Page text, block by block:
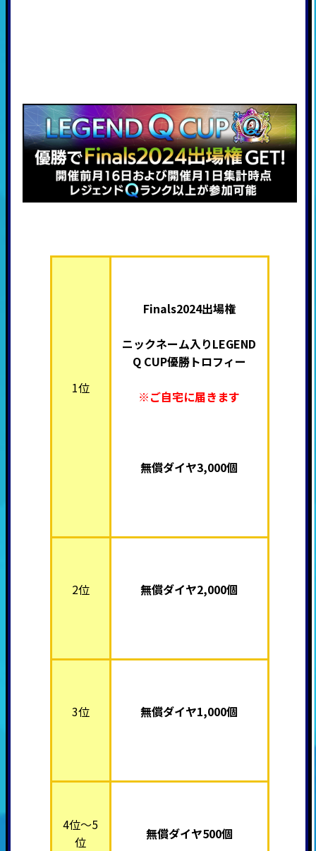
1位
Finals2024出場権
ニックネーム入りLEGEND
Q CUP優勝トロフィー
※ご自宅に届きます
無償ダイヤ3,000個
2位 無償ダイヤ2,000個
3位 無償ダイヤ1,000個
4位～5
位
無償ダイヤ500個